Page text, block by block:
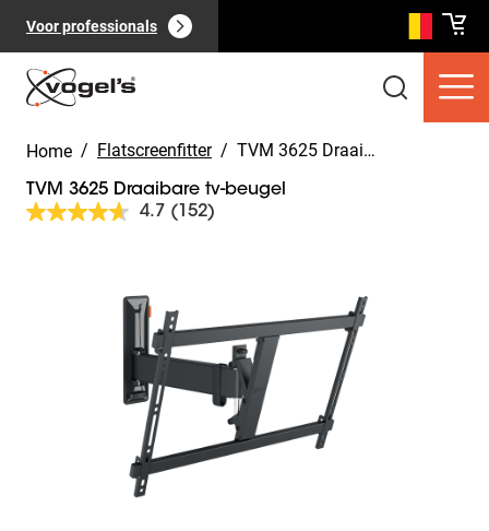
Voor professionals
Pagina's(0):
Home / Flatscreenfitter / TVM 3625 Draaibare tv-beugel
TVM 3625 Draaibare tv-beugel
4.7 Lees
(152)